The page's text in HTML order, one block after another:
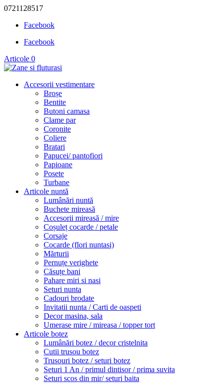
0721128517
Facebook
Facebook
Articole 0
Accesorii vestimentare
Broșe
Bentite
Butoni camasa
Clame par
Coronite
Coliere
Bratari
Papucei/ pantofiori
Papioane
Posete
Turbane
Articole nuntă
Lumânări nuntă
Buchete mireasă
Accesorii mireasă / mire
Coșuleț cocarde / petale
Corsaje
Cocarde (flori nuntasi)
Mărturii
Pernuțe verighete
Căsuțe bani
Pahare miri si nasi
Seturi nunta
Cadouri brodate
Invitatii nunta / Carti de oaspeti
Decor masina, sala
Umerase mire / mireasa / topper tort
Articole botez
Lumânări botez / decor cristelnita
Cutii trusou botez
Trusouri botez / seturi botez
Seturi 1 An / primul dintisor / prima suvita
Seturi scos din mir/ seturi baita